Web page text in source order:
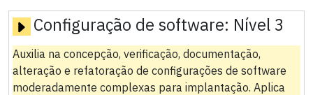
Configuração de software: Nível 3
Auxilia na concepção, verificação, documentação,
alteração e refatoração de configurações de software
moderadamente complexas para implantação. Aplica